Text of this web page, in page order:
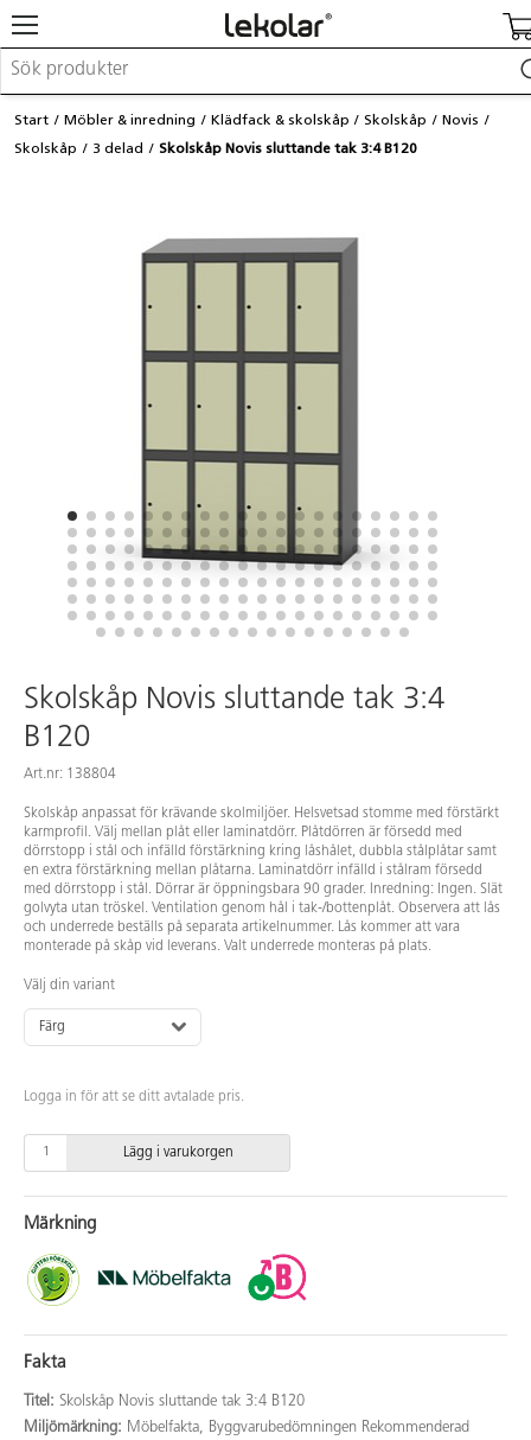
Möbler & inredning
Lekplatsutrustning & utemiljö
Skolförbrukning & kontorsmaterial
Start Möbler & inredning Klädfack & skolskåp Skolskåp
Novis
Skolskåp
3 delad Skolskåp Novis sluttande tak 3:4 B120
Skolskåp Novis sluttande tak 3:4
B120
Art.nr: 138804
Skolskåp anpassat för krävande skolmiljöer. Helsvetsad stomme med förstärkt
karmprofil. Välj mellan plåt eller laminatdörr. Plåtdörren är försedd med
dörrstopp i stål och infälld förstärkning kring låshålet, dubbla stålplåtar samt
en extra förstärkning mellan plåtarna. Laminatdörr infälld i stålram försedd
med dörrstopp i stål. Dörrar är öppningsbara 90 grader. Inredning: Ingen. Slät
golvyta utan tröskel. Ventilation genom hål i tak-/bottenplåt. Observera att lås
och underrede beställs på separata artikelnummer. Lås kommer att vara
monterade på skåp vid leverans. Valt underrede monteras på plats.
Välj din variant
Färg
Logga in för att se ditt avtalade pris.
Lägg i varukorgen
Märkning
Fakta
Titel: Skolskåp Novis sluttande tak 3:4 B120
Miljömärkning: Möbelfakta, Byggvarubedömningen Rekommenderad